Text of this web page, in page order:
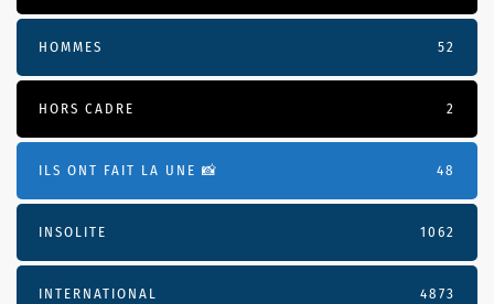
HOMMES 52
HORS CADRE 2
ILS ONT FAIT LA UNE 📸 48
INSOLITE 1062
INTERNATIONAL 4873